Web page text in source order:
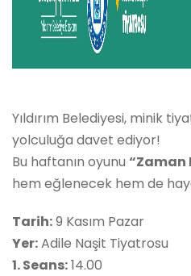
Yıldırım Belediyesi, minik
yolculuğa davet ediyor!
Bu haftanın oyunu “Zaman
hem eğlenecek hem de
Tarih:9 Kasım Pazar
Yer:Adile Naşit Tiyatrosu
1. Seans:14.00